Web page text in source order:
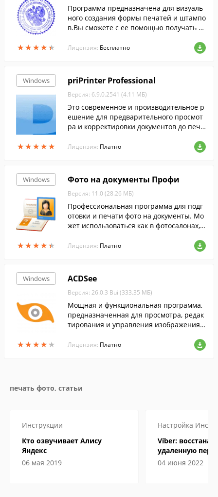
★★★★★
★★★★★
Программа предназначена для визуаль
ного создания формы печатей и штампо
в.Вы сможете с ее помощью получать м
ю подготовленные для заказа.
Лицензия: Бесплатно
Windows
★★★★★
★★★★★
priPrinter Professional
Версия: 6.9.0.2541 (4.11 МБ)
Это современное и производительное р
ешение для предварительного просмот
ра и корректировки документов до печа
Лицензия: Платно
Windows
★★★★★
★★★★★
Фото на документы Профи
Версия: 11.0 (28.26 МБ)
Профессиональная программа для подг
отовки и печати фото на документы. Мо
жет использоваться как в фотосалонах, т
овые форматы фото, возможность замен
Лицензия: Платно
Windows
★★★★★
★★★★★
ACDSee
Версия: 26.0.3 Bui (333.35 МБ)
Мощная и функциональная программа,
предназначенная для просмотра, редак
тирования и управления изображениям
Лицензия: Платно
печать фото, статьи
Инструкции
Кто озвучивает Алису
Яндекс
06 мая 2019
Настройка
Viber:
удаленную
04 июня 2022